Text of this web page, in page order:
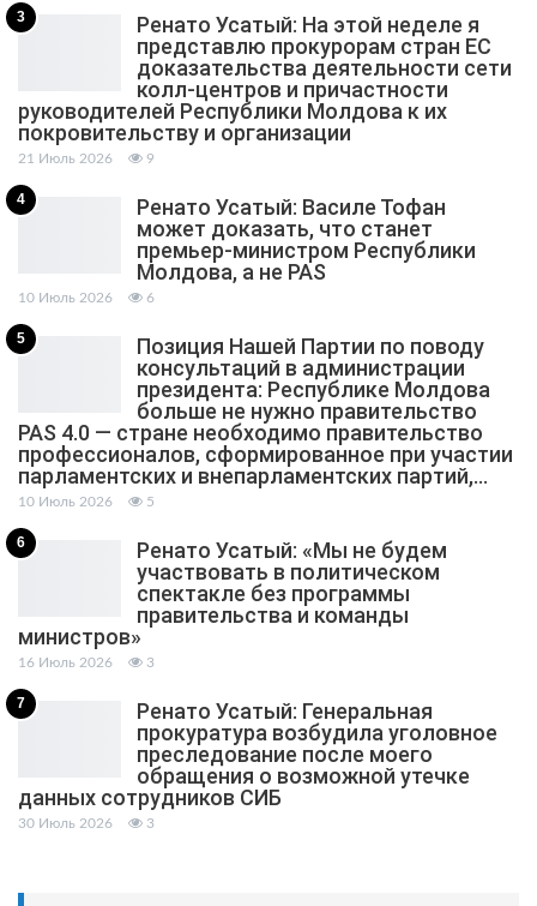
3
Ренато Усатый: На этой неделе я
представлю прокурорам стран ЕС
доказательства деятельности сети
колл-центров и причастности
руководителей Республики Молдова к их
покровительству и организации
21 Июль 2026 9
4
Ренато Усатый: Василе Тофан
может доказать, что станет
премьер-министром Республики
Молдова, а не PAS
10 Июль 2026 6
5
Позиция Нашей Партии по поводу
консультаций в администрации
президента: Республике Молдова
больше не нужно правительство
PAS 4.0 — стране необходимо правительство
профессионалов, сформированное при участии
парламентских и внепарламентских партий,…
10 Июль 2026 5
6
Ренато Усатый: «Мы не будем
участвовать в политическом
спектакле без программы
правительства и команды
министров»
16 Июль 2026 3
7
Ренато Усатый: Генеральная
прокуратура возбудила уголовное
преследование после моего
обращения о возможной утечке
данных сотрудников СИБ
30 Июль 2026 3